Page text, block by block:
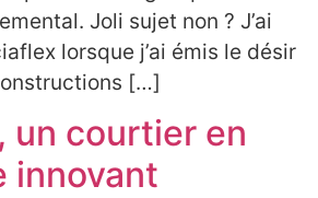
Joli sujet non ? J’ai
lorsque j’ai émis le désir
[…]
un courtier en
innovant